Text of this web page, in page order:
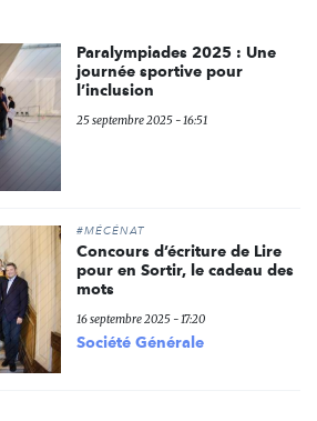
Paralympiades 2025 : Une
journée sportive pour
l’inclusion
25 septembre 2025 - 16:51
#MÉCÉNAT
Concours d’écriture de Lire
pour en Sortir, le cadeau des
mots
16 septembre 2025 - 17:20
Société Générale